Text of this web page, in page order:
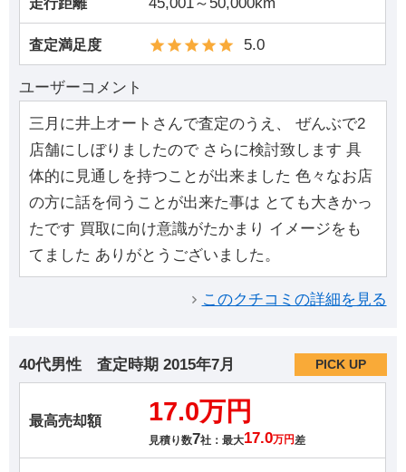
走行距離 45,001～50,000km
査定満足度 5.0
ユーザーコメント
三月に井上オートさんで査定のうえ、 ぜんぶで2
店舗にしぼりましたので さらに検討致します 具
体的に見通しを持つことが出来ました 色々なお店
の方に話を伺うことが出来た事は とても大きかっ
たです 買取に向け意識がたかまり イメージをも
てました ありがとうございました。
このクチコミの詳細を見る
40代男性 査定時期 2015年7月 PICK UP
最高売却額 17.0万円
見積り数7社：最大17.0万円 差